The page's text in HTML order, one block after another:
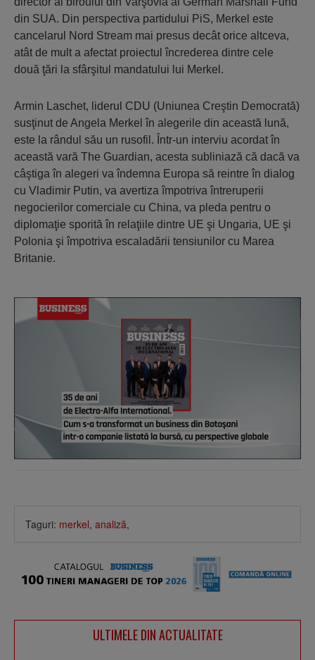
din SUA. Din perspectiva partidului PiS, Merkel este
cancelarul Nord Stream mai presus decât orice altceva,
atât de mult a afectat proiectul încrederea dintre cele
două ţări la sfârşitul mandatului lui Merkel.
Armin Laschet, liderul CDU (Uniunea Creştin Democrată)
susţinut de Angela Merkel în alegerile din această lună,
este la rândul său un rusofil. Într-un interviu acordat în
această vară The Guardian, acesta subliniază că dacă va
câştiga în alegeri va îndemna Europa să reintre în dialog
cu Vladimir Putin, va avertiza împotriva întreruperii
negocierilor comerciale cu China, va pleda pentru o
diplomaţie sporită în relaţiile dintre UE şi Ungaria, UE şi
Polonia şi împotriva escaladării tensiunilor cu Marea
Britanie.
Taguri: merkel, analiză,
ULTIMELE DIN ACTUALITATE